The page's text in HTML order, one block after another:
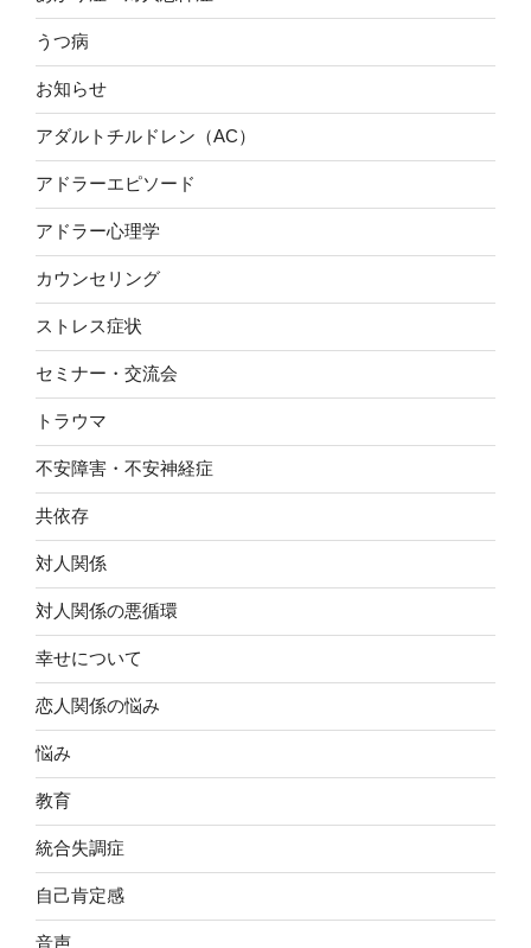
る！』”
の
うつ病
お知らせ
アダルトチルドレン（AC）
アドラーエピソード
アドラー心理学
カウンセリング
ストレス症状
セミナー・交流会
トラウマ
不安障害・不安神経症
共依存
対人関係
対人関係の悪循環
幸せについて
恋人関係の悩み
悩み
教育
統合失調症
自己肯定感
音声